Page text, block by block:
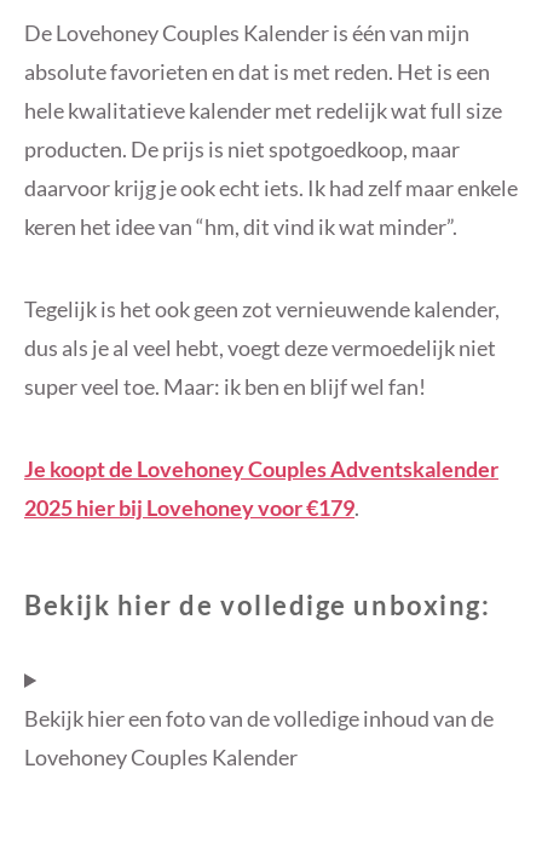
De Lovehoney Couples Kalender is één van mijn
absolute favorieten en dat is met reden. Het is een
hele kwalitatieve kalender met redelijk wat full size
producten. De prijs is niet spotgoedkoop, maar
daarvoor krijg je ook echt iets. Ik had zelf maar enkele
keren het idee van “hm, dit vind ik wat minder”.
Tegelijk is het ook geen zot vernieuwende kalender,
dus als je al veel hebt, voegt deze vermoedelijk niet
super veel toe. Maar: ik ben en blijf wel fan!
Je koopt de Lovehoney Couples Adventskalender
2025 hier bij Lovehoney voor €179.
Bekijk hier de volledige unboxing:
Bekijk hier een foto van de volledige inhoud van de
Lovehoney Couples Kalender